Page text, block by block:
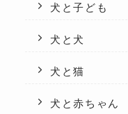
犬と子ども
犬と犬
犬と猫
犬と赤ちゃん